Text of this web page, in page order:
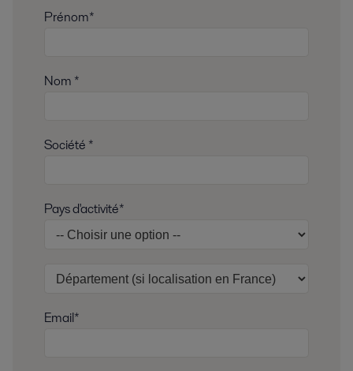
Prénom*
Nom *
Société *
Pays d'activité*
Email*